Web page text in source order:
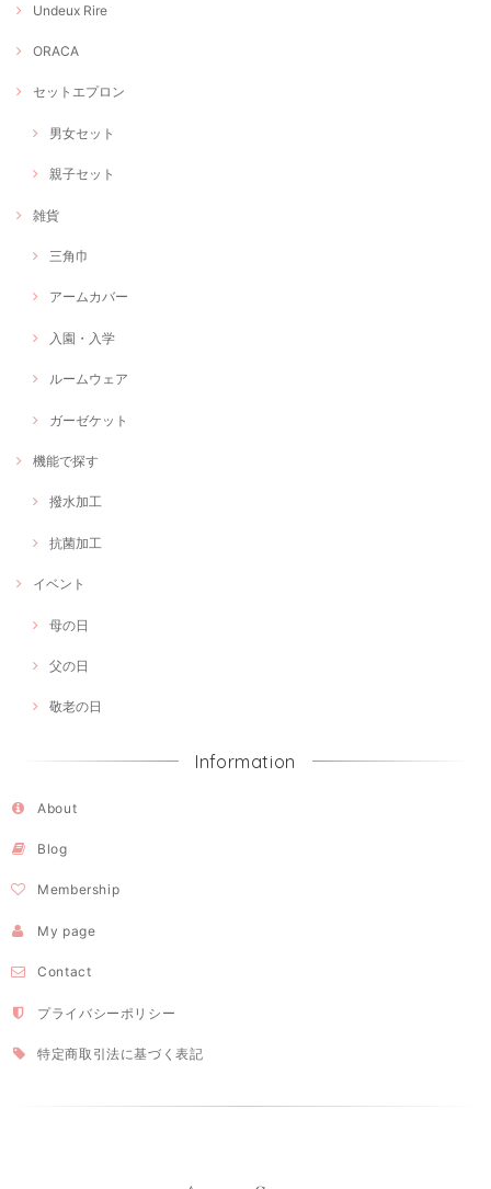
Undeux Rire
ORACA
セットエプロン
男女セット
親子セット
雑貨
三角巾
アームカバー
入園・入学
ルームウェア
ガーゼケット
機能で探す
撥水加工
抗菌加工
イベント
母の日
父の日
敬老の日
Information
About
Blog
Membership
My page
Contact
プライバシーポリシー
特定商取引法に基づく表記